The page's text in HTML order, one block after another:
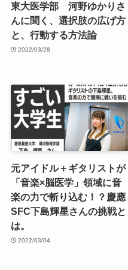
東大医学部 河野ゆかりさ
んに聞く、選択肢の広げ方
と、行動する方法論
2022/03/28
元アイドル＋ギタリストが
「音楽×脳医学」領域に音
楽の力で斬り込む！？慶應
SFC下島輝星さんの挑戦と
は。
2022/03/04